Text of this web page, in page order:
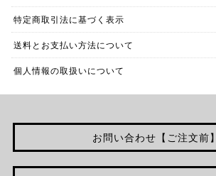
特定商取引法に基づく表示
送料とお支払い方法について
個人情報の取扱いについて
お問い合わせ【ご注文前】